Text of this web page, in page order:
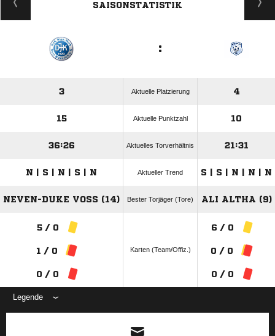
SAISONSTATISTIK
:
3 Aktuelle Platzierung 4
15 Aktuelle Punktzahl 10
36:26 Aktuelles Torverhältnis 21:31
N | S | N | S | N Aktueller Trend S | S | N | N | N
NEVEN-DUKE VOSS (14) Bester Torjäger (Tore) ALI ALTHA (9)
5 / 0
1 / 0
0 / 0
Karten (Team/Offiz.)
6 / 0
0 / 0
0 / 0
Legende
ANZEIGE